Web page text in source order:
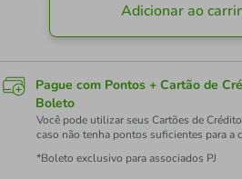
Adicionar ao
Pague com Pontos + Cartão de
Boleto
Você pode utilizar seus Cartões de
caso não tenha pontos suficientes para a
*Boleto exclusivo para associados PJ